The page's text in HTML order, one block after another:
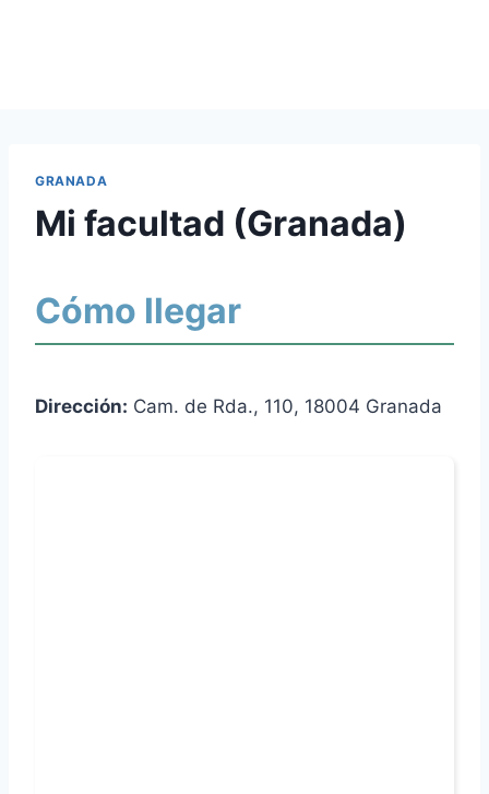
GRANADA
Mi facultad (Granada)
Cómo llegar
Dirección: Cam. de Rda., 110, 18004 Granada